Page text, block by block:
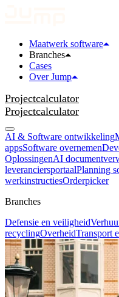
Maatwerk software
Branches
Cases
Over Jump
Projectcalculator
Projectcalculator
AI & Software ontwikkeling
appsSoftware overnemen
OplossingenAI
leveranciersportaalPlanning
werkinstructiesOrderpicker
Branches
Defensie en veiligheid
recyclingOverheidTransport